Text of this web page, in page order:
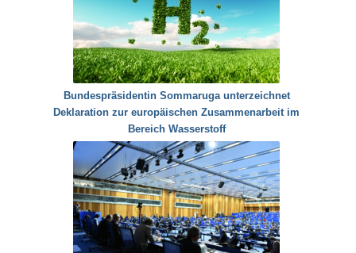
Bundespräsidentin Sommaruga unterzeichnet
Deklaration zur europäischen Zusammenarbeit im
Bereich Wasserstoff